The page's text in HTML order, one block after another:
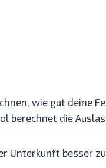
wie gut deine
berechnet die
Unterkunft besser